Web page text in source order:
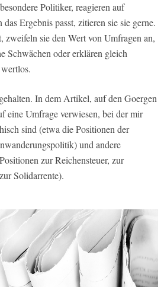
Politiker, reagieren auf
Ergebnis passt, zitieren sie sie gerne.
zweifeln sie den Wert von Umfragen an,
Schwächen oder erklären gleich
In dem Artikel, auf den Goergen
eine Umfrage verwiesen, bei der mir
sind (etwa die Positionen der
und andere
zur Reichensteuer, zur
Solidarrente).